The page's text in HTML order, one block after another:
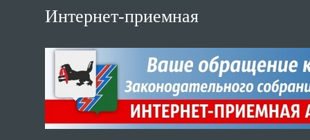
Интернет-приемная